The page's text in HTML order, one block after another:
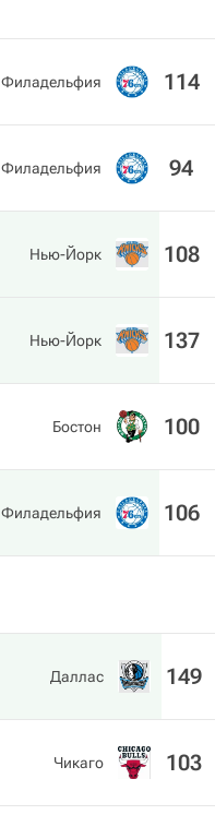
Филадельфия 114
Филадельфия 94
Нью-Йорк 108
Нью-Йорк 137
Бостон 100
Филадельфия 106
Даллас 149
Чикаго 103